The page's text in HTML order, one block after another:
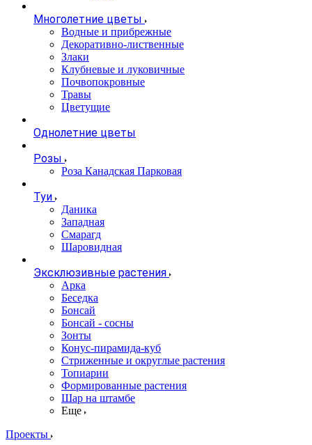
Многолетние цветы
Водные и прибрежные
Декоративно-лиственные
Злаки
Клубневые и луковичные
Почвопокровные
Травы
Цветущие
Однолетние цветы
Розы
Роза Канадская Парковая
Туи
Даника
Западная
Смарагд
Шаровидная
Эксклюзивные растения
Арка
Беседка
Бонсай
Бонсай - сосны
Зонты
Конус-пирамида-куб
Стриженные и округлые растения
Топиарии
Формированные растения
Шар на штамбе
Еще
Проекты